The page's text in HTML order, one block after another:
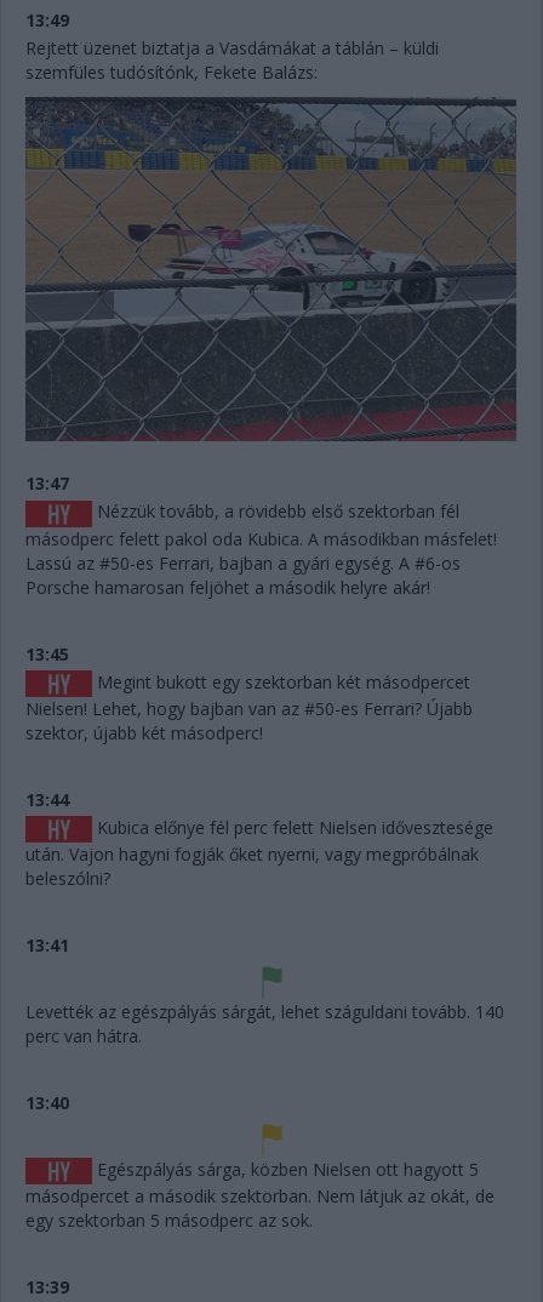
13:49
Rejtett üzenet biztatja a Vasdámákat a táblán – küldi
szemfüles tudósítónk, Fekete Balázs:
13:47
Nézzük tovább, a rövidebb első szektorban fél
másodperc felett pakol oda Kubica. A másodikban másfelet!
Lassú az #50-es Ferrari, bajban a gyári egység. A #6-os
Porsche hamarosan feljöhet a második helyre akár!
13:45
Megint bukott egy szektorban két másodpercet
Nielsen! Lehet, hogy bajban van az #50-es Ferrari? Újabb
szektor, újabb két másodperc!
13:44
Kubica előnye fél perc felett Nielsen idővesztesége
után. Vajon hagyni fogják őket nyerni, vagy megpróbálnak
beleszólni?
13:41
Levették az egészpályás sárgát, lehet száguldani tovább. 140
perc van hátra.
13:40
Egészpályás sárga, közben Nielsen ott hagyott 5
másodpercet a második szektorban. Nem látjuk az okát, de
egy szektorban 5 másodperc az sok.
13:39